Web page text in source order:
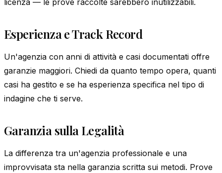
licenza — le prove raccolte sarebbero inutilizzabili.
Esperienza e Track Record
Un'agenzia con anni di attività e casi documentati offre
garanzie maggiori. Chiedi da quanto tempo opera, quanti
casi ha gestito e se ha esperienza specifica nel tipo di
indagine che ti serve.
Garanzia sulla Legalità
La differenza tra un'agenzia professionale e una
improvvisata sta nella garanzia scritta sui metodi. Prove